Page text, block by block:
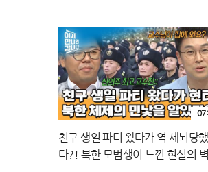
친구 생일 파티 왔다가 역 세뇌당했
다?! 북한 모범생이 느낀 현실의 벽